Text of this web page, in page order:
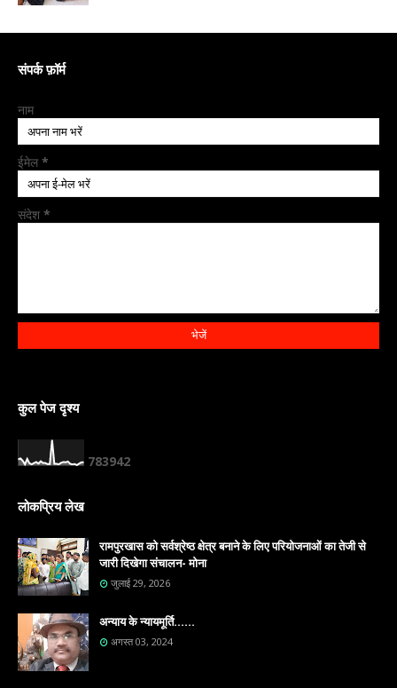
संपर्क फ़ॉर्म
नाम
ईमेल *
संदेश *
कुल पेज दृश्य
783942
लोकप्रिय लेख
रामपुरखास को सर्वश्रेष्ठ क्षेत्र बनाने के लिए परियोजनाओं का तेजी से
जारी दिखेगा संचालन- मोना
जुलाई 29, 2026
अन्याय के न्यायमूर्ति......
अगस्त 03, 2024